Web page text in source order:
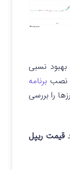
نسبی
نصب برنامه
را بررسی
قیمت ریپل